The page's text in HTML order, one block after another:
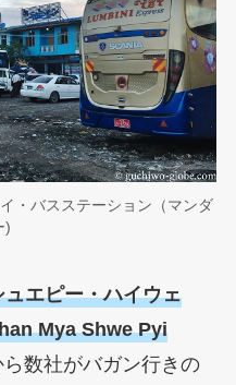
・バスステーション（マンダ
)
エピー・ハイウェ
Mya Shwe Pyi
ら数社がバガン行きの